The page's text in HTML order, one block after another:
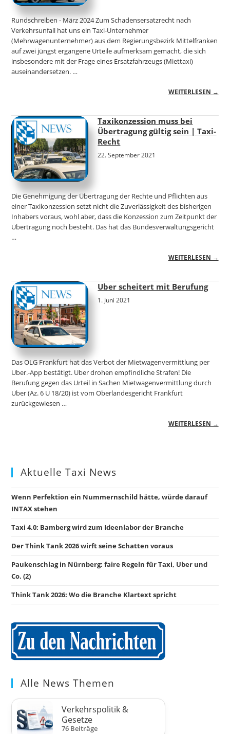
Rundschreiben - März 2024 Zum Schadensersatzrecht nach
Verkehrsunfall hat uns ein Taxi-Unternehmer
(Mehrwagenunternehmer) aus dem Regierungsbezirk Mittelfranken
auf zwei jüngst ergangene Urteile aufmerksam gemacht, die sich
insbesondere mit der Frage eines Ersatzfahrzeugs (Miettaxi)
auseinandersetzen. …
WEITERLESEN →
Taxikonzession muss bei
Übertragung gültig sein | Taxi-
Recht
22. September 2021
Die Genehmigung der Übertragung der Rechte und Pflichten aus
einer Taxikonzession setzt nicht die Zuverlässigkeit des bisherigen
Inhabers voraus, wohl aber, dass die Konzession zum Zeitpunkt der
Übertragung noch besteht. Das hat das Bundesverwaltungsgericht
…
WEITERLESEN →
Uber scheitert mit Berufung
1. Juni 2021
Das OLG Frankfurt hat das Verbot der Mietwagenvermittlung per
Uber.-App bestätigt. Uber drohen empfindliche Strafen! Die
Berufung gegen das Urteil in Sachen Mietwagenvermittlung durch
Uber (Az. 6 U 18/20) ist vom Oberlandesgericht Frankfurt
zurückgewiesen …
WEITERLESEN →
Aktuelle Taxi News
Wenn Perfektion ein Nummernschild hätte, würde darauf
INTAX stehen
Taxi 4.0: Bamberg wird zum Ideenlabor der Branche
Der Think Tank 2026 wirft seine Schatten voraus
Paukenschlag in Nürnberg: faire Regeln für Taxi, Uber und
Co. (2)
Think Tank 2026: Wo die Branche Klartext spricht
Alle News Themen
Verkehrspolitik &
Gesetze
76 Beiträge